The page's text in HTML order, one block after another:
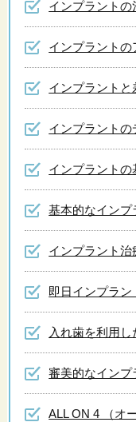
インプラント
インプラント
インプラントと
インプラント
インプラントの
基本的なインプ
インプラント治
即日インプラ
入れ歯を利用し
審美的なインプ
ALL ON 4 （オ